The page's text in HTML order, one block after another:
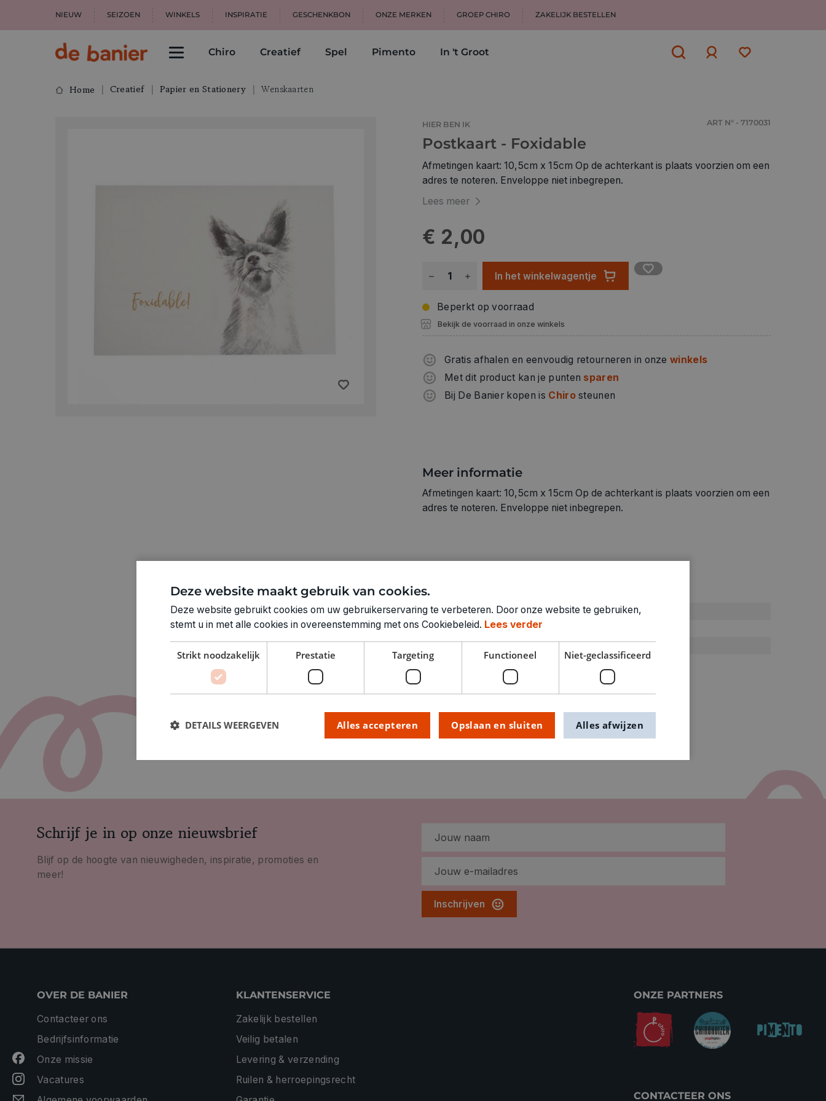
NIEUW SEIZOEN WINKELS INSPIRATIE GESCHENKBON ONZE MERKEN GROEP CHIRO ZAKELIJK BESTELLEN
Chiro Creatief Spel Pimento In 't Groot
Home Creatief Papier en Stationery Wenskaarten
HIER BEN IK ART N° - 7170031
Postkaart - Foxidable
Afmetingen kaart: 10,5cm x 15cm Op de achterkant is plaats voorzien om een
adres te noteren. Enveloppe niet inbegrepen.
Lees meer
€ 2,00
In het winkelwagentje
Beperkt op voorraad
Bekijk de voorraad in onze winkels
Gratis afhalen en eenvoudig retourneren in onzewinkels
Met dit product kan je punten sparen
Bij De Banier kopen is Chirosteunen
Meer informatie
Afmetingen kaart: 10,5cm x 15cm Op de achterkant is plaats voorzien om een
adres te noteren. Enveloppe niet inbegrepen.
Technische specificaties
GELEGENHEID: Verjaardag
RUBRIEK:
0.004kg
ARTIKELNUMMER
Schrijf je in op onze nieuwsbrief
Blijf op de hoogte van nieuwigheden, inspiratie, promoties en
meer!
Inschrijven
OVER DE BANIER
Contacteer ons
Bedrijfsinformatie
Onze missie
Vacatures
KLANTENSERVICE
Zakelijk bestellen
Veilig betalen
Levering & verzending
Ruilen & herroepingsrecht
ONZE PARTNERS
CONTACTEER ONS
Deze website maakt gebruik van cookies.
Deze website gebruikt cookies om uw gebruikerservaring te verbeteren. Door onze website te gebruiken,
stemt u in met alle cookies in overeenstemming met ons Cookiebeleid. Lees verder
Strikt noodzakelijk Prestatie Targeting Functioneel Niet-geclassificeerd
Opslaan en sluiten
Alles accepteren Alles afwijzen
DETAILS WEERGEVEN